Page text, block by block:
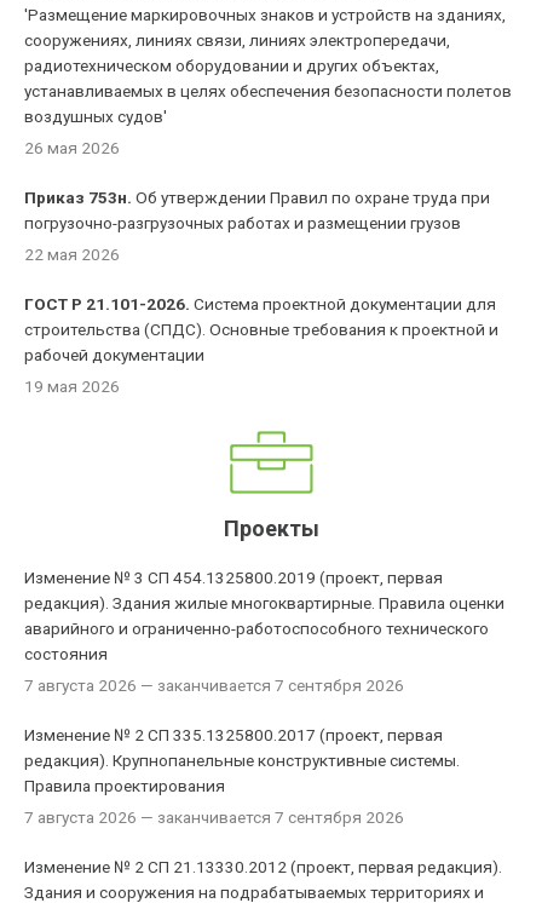
'Размещение маркировочных знаков и устройств на зданиях,
сооружениях, линиях связи, линиях электропередачи,
радиотехническом оборудовании и других объектах,
устанавливаемых в целях обеспечения безопасности полетов
воздушных судов'
26 мая 2026
Приказ 753н. Об утверждении Правил по охране труда при
погрузочно-разгрузочных работах и размещении грузов
22 мая 2026
ГОСТ Р 21.101-2026. Система проектной документации для
строительства (СПДС). Основные требования к проектной и
рабочей документации
19 мая 2026
Проекты
Изменение № 3 СП 454.1325800.2019 (проект, первая
редакция). Здания жилые многоквартирные. Правила оценки
аварийного и ограниченно-работоспособного технического
состояния
7 августа 2026 — заканчивается 7 сентября 2026
Изменение № 2 СП 335.1325800.2017 (проект, первая
редакция). Крупнопанельные конструктивные системы.
Правила проектирования
7 августа 2026 — заканчивается 7 сентября 2026
Изменение № 2 СП 21.13330.2012 (проект, первая редакция).
Здания и сооружения на подрабатываемых территориях и